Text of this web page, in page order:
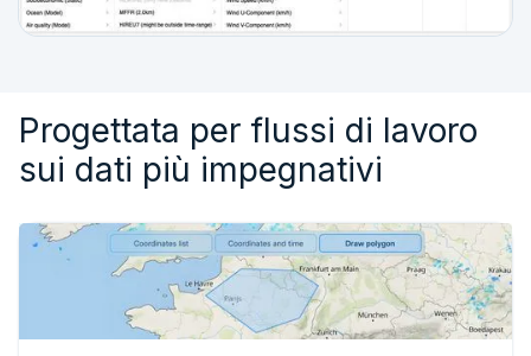
Progettata per flussi di lavoro
sui dati più impegnativi